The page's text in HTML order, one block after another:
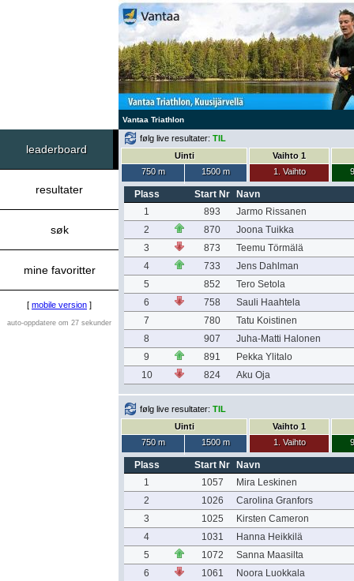
Vantaa Triathlon
leaderboard
resultater
søk
mine favoritter
[ mobile version ]
auto-oppdatere om 27 sekunder
følg live resultater: TIL
Uinti
750 m
1500 m
Vaihto 1
1. Vaihto
Plass Start Nr
Navn
1
893
Jarmo Rissanen
2
870
Joona Tuikka
3
873
Teemu Törmälä
4
733
Jens Dahlman
5
852
Tero Setola
6
758
Sauli Haahtela
7
780
Tatu Koistinen
8
907
Juha-Matti Halonen
9
891
Pekka Ylitalo
10
824 Aku Oja
følg live resultater: TIL
Uinti
750 m
1500 m
Vaihto 1
1. Vaihto
Plass Start Nr
Navn
1
1057
Mira Leskinen
2
1026
Carolina Granfors
3
1025
Kirsten Cameron
4
1031
Hanna Heikkilä
5
1072
Sanna Maasilta
6
1061
Noora Luokkala